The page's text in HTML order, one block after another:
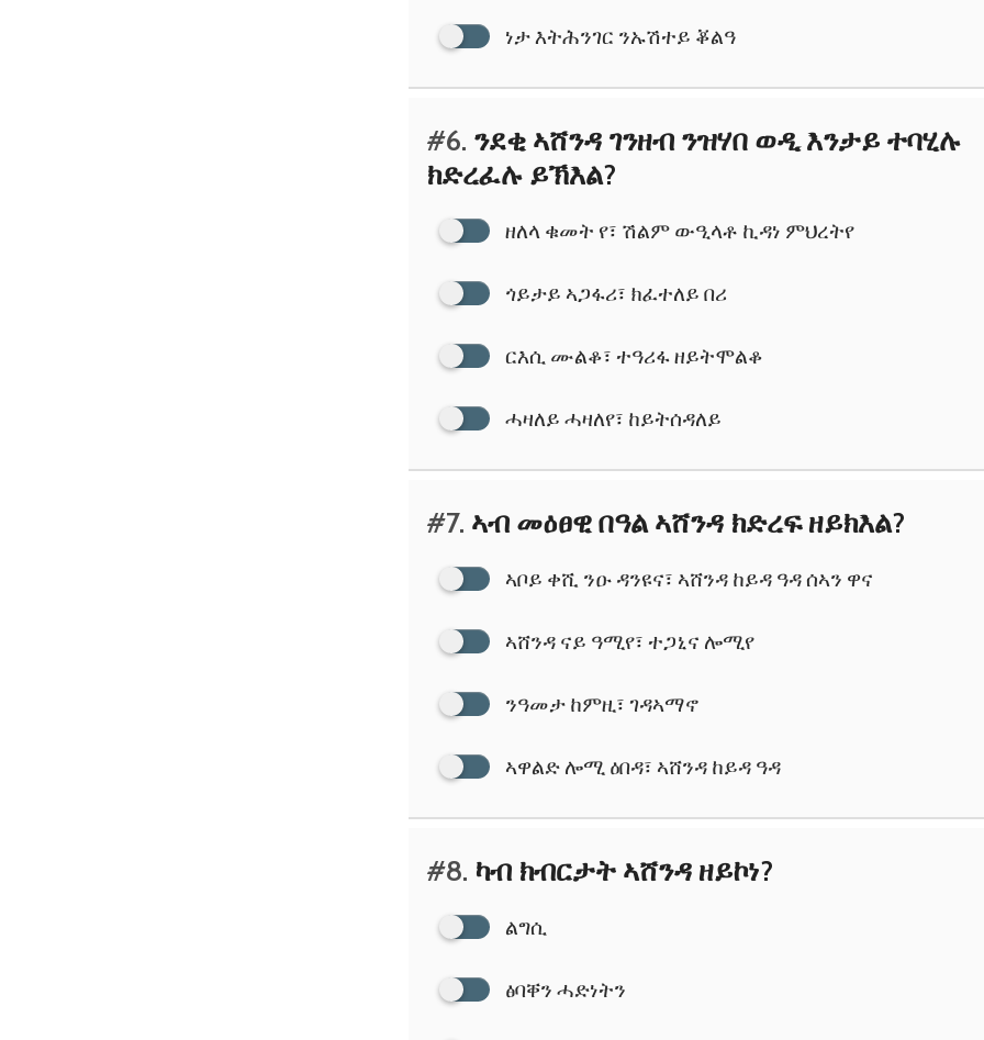
ነታ እትሕንገር ንኡሽተይ ቖልዓ
#6. ንደቂ ኣሸንዳ ገንዘብ ንዝሃበ ወዲ እንታይ ተባሂሉ
ክድረፈሉ ይኽእል?
ዘለላ ቁመት የ፣ ሽልም ውዒላቶ ኪዳነ ምህረትየ
ጎይታይ ኣጋፋሪ፣ ክፈተለይ በሪ
ርእሲ ሙልቆ፣ ተዓሪፋ ዘይትሞልቆ
ሓዛለይ ሓዛለየ፣ ከይትሰዳለይ
#7. ኣብ መዕፀዊ በዓል ኣሸንዳ ክድረፍ ዘይክእል?
ኣቦይ ቀሺ ንዑ ዳንዩና፣ ኣሸንዳ ከይዳ ዓዳ ሰኣን ዋና
ኣሸንዳ ናይ ዓሚየ፣ ተጋኒና ሎሚየ
ንዓመታ ከምዚ፣ ገዳኣማኖ
ኣዋልድ ሎሚ ዕበዳ፣ ኣሸንዳ ከይዳ ዓዳ
#8. ካብ ክብርታት ኣሸንዳ ዘይኮነ?
ልግሲ
ፅባቐን ሓድነትን